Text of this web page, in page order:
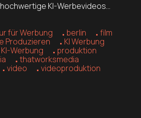
KI-Werbevideos…
für Werbung berlin
film
Produzieren
KI Werbung
KI-Werbung
produktion
thatworksmedia
video videoproduktion